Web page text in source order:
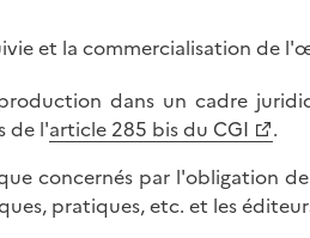
et la commercialisation de
dans un cadre
de l'article 285 bis du CGI
.
concernés par l'obligation
pratiques, etc. et les